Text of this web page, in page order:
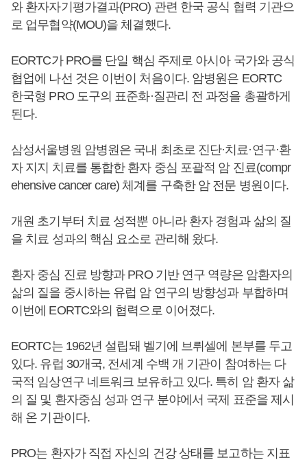
와 환자자기평가결과(PRO) 관련 한국 공식 협력 기관으
로 업무협약(MOU)을 체결했다.
EORTC가 PRO를 단일 핵심 주제로 아시아 국가와 공식
협업에 나선 것은 이번이 처음이다. 암병원은 EORTC
한국형 PRO 도구의 표준화·질관리 전 과정을 총괄하게
된다.
삼성서울병원 암병원은 국내 최초로 진단·치료·연구·환
자 지지 치료를 통합한 환자 중심 포괄적 암 진료(compr
ehensive cancer care) 체계를 구축한 암 전문 병원이다.
개원 초기부터 치료 성적뿐 아니라 환자 경험과 삶의 질
을 치료 성과의 핵심 요소로 관리해 왔다.
환자 중심 진료 방향과 PRO 기반 연구 역량은 암환자의
삶의 질을 중시하는 유럽 암 연구의 방향성과 부합하며
이번에 EORTC와의 협력으로 이어졌다.
EORTC는 1962년 설립돼 벨기에 브뤼셀에 본부를 두고
있다. 유럽 30개국, 전세계 수백 개 기관이 참여하는 다
국적 임상연구 네트워크 보유하고 있다. 특히 암 환자 삶
의 질 및 환자중심 성과 연구 분야에서 국제 표준을 제시
해 온 기관이다.
PRO는 환자가 직접 자신의 건강 상태를 보고하는 지표